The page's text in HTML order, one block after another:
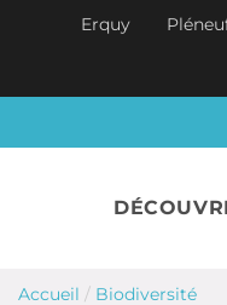
Aller au contenu
Erquy
Accueil / Biodiversité